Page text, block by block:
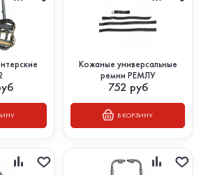
Кожаные универсальные
ремни РЕМЛУ
752 руб
В КОРЗИНУ